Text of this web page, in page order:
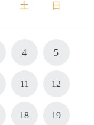
土 日
4 5
11 12
18 19